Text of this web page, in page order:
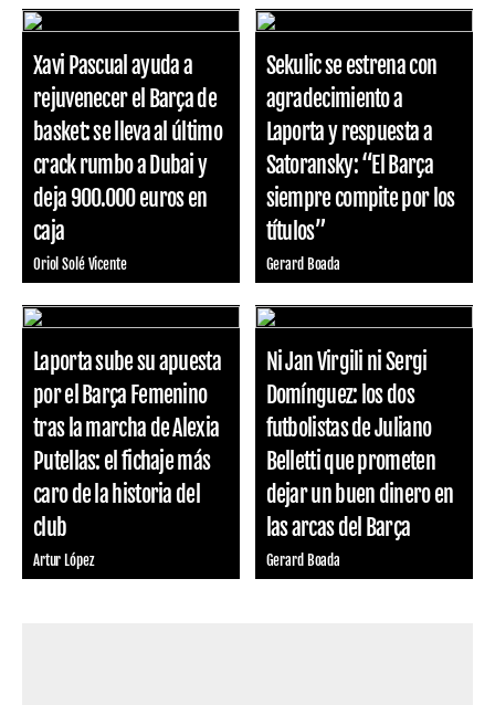
Xavi Pascual ayuda a
rejuvenecer el Barça de
basket: se lleva al último
crack rumbo a Dubai y
deja 900.000 euros en
caja
Oriol Solé Vicente
Sekulic se estrena con
agradecimiento a
Laporta y respuesta a
Satoransky: “El Barça
siempre compite por los
títulos”
Gerard Boada
Laporta sube su apuesta
por el Barça Femenino
tras la marcha de Alexia
Putellas: el fichaje más
caro de la historia del
club
Artur López
Ni Jan Virgili ni Sergi
Domínguez: los dos
futbolistas de Juliano
Belletti que prometen
dejar un buen dinero en
las arcas del Barça
Gerard Boada